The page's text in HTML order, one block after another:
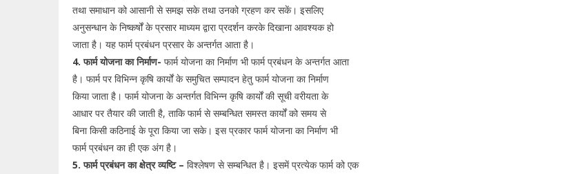
तथा समाधान को आसानी से समझ सके तथा उनको ग्रहण कर सकें। इसलिए
अनुसन्धान के निष्कर्षों के प्रसार माध्यम द्वारा प्रदर्शन करके दिखाना आवश्यक हो
जाता है। यह फार्म प्रबंधन प्रसार के अन्तर्गत आता है।
4. फार्म योजना का निर्माण- फार्म योजना का निर्माण भी फार्म प्रबंधन के अन्तर्गत आता
है। फार्म पर विभिन्न कृषि कार्यों के समुचित सम्पादन हेतु फार्म योजना का निर्माण
किया जाता है। फार्म योजना के अन्तर्गत विभिन्न कृषि कार्यों की सूची वरीयता के
आधार पर तैयार की जाती है, ताकि फार्म से सम्बन्धित समस्त कार्यों को समय से
बिना किसी कठिनाई के पूरा किया जा सके। इस प्रकार फार्म योजना का निर्माण भी
फार्म प्रबंधन का ही एक अंग है।
5. फार्म प्रबंधन का क्षेत्र व्यष्टि – विश्लेषण से सम्बन्धित है। इसमें प्रत्येक फार्म को एक